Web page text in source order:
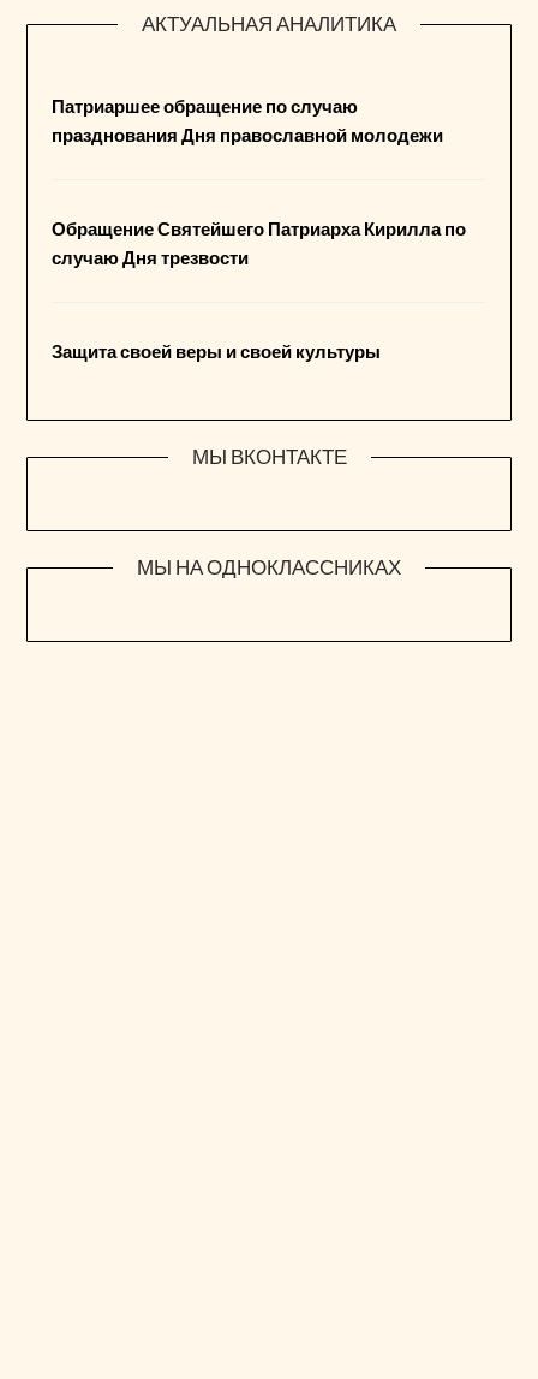
АКТУАЛЬНАЯ АНАЛИТИКА
Патриаршее обращение по случаю
празднования Дня православной молодежи
Обращение Святейшего Патриарха Кирилла по
случаю Дня трезвости
Защита своей веры и своей культуры
МЫ ВКОНТАКТЕ
МЫ НА ОДНОКЛАССНИКАХ